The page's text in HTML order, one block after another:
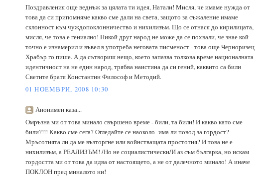
Поздравления още веднъж за цялата ти идея, Натали! Мисля, че имаме нужда от
това да си припомняме какво сме дали на света, защото за съжаление имаме
склонност към чуждопоклонничество и нихилизъм. Що се отнася до кирилицата,
мисля, че това е гениално! Никой друг народ не може да се похвали, че знае кой
точно е изнамерил и въвел в употреба неговата писменост - това още Черноризец
Храбър го пише. А да сътвориш нещо, което запазва толкова време националната
идентичност на не един народ, трябва наистина да си гений, каквито са били
Светите братя Константин Философ и Методий.
01 НОЕМВРИ, 2008 10:30
Анонимен каза...
Омръзна ми от това минало свършено време - били, та били! И какво като сме
били?!!! Какво сме сега? Огледайте се наоколо- има ли повод за гордост?
Мръсотията ли да ме възторгне или войнстващата простотия? И това не е
нихилизъм, а РЕАЛИЗЪМ! /Но не социалистически/И аз съм българка, но искам
гордостта ми от това да идва от настоящето, а не от далечното минало! А иначе
ПОКЛОН пред миналото ни!